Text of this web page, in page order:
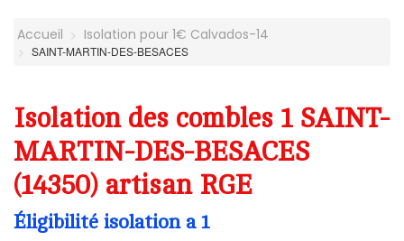
Accueil Isolation pour 1€ Calvados-14
SAINT-MARTIN-DES-BESACES
Isolation des combles 1 SAINT-
MARTIN-DES-BESACES
(14350) artisan RGE
Éligibilité isolation a 1